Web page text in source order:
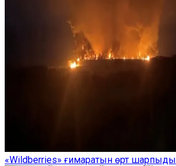
«Wildberries» ғимаратын өрт шарпыды